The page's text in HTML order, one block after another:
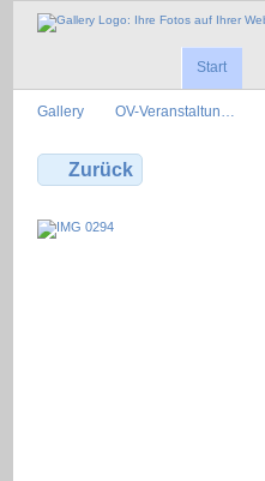
Start
Gallery OV-Veranstaltun…
Zurück